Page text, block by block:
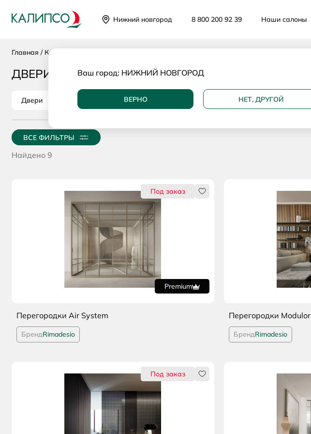
Нижний новгород 8 800 200 92 39 Наши салоны
Главная Каталог
ДВЕРИ И ПЕРЕГОРОДКИ
Двери
ВСЕ ФИЛЬТРЫ
Найдено 9
Перегородки Air System
Нравится
БрендRimadesio
Перегородки Modulor
БрендRimadesio
Нравится
Ваш город: НИЖНИЙ НОВГОРОД
ВЕРНО НЕТ, ДРУГОЙ